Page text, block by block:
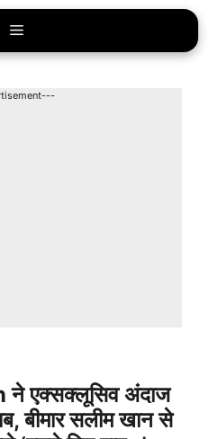
Menu
एक्सक्लूसिव अंदाज
बीमार सलीम खान से